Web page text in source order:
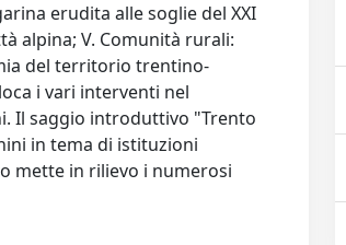
erudita alle soglie del XXI
alpina; V. Comunità rurali:
del territorio trentino-
i vari interventi nel
Il saggio introduttivo "Trento
in tema di istituzioni
mette in rilievo i numerosi